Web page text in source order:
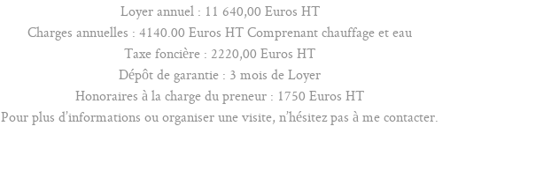
Loyer annuel : 11 640,00 Euros HT
Charges annuelles : 4140.00 Euros HT Comprenant chauffage et eau
Taxe foncière : 2220,00 Euros HT
Dépôt de garantie : 3 mois de Loyer
Honoraires à la charge du preneur : 1750 Euros HT
Pour plus d’informations ou organiser une visite, n’hésitez pas à me contacter.